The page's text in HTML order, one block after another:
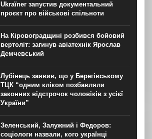
Ukraїner запустив документальний
проєкт про військові спільноти
На Кіровоградщині розбився бойовий
вертоліт: загинув авіатехнік Ярослав
Демчевський
Лубінець заявив, що у Берегівському
ТЦК “одним кліком позбавляли
законних відстрочок чоловіків з усієї
України”
Зеленський, Залужний і Федоров:
соціологи назвали, кого українці